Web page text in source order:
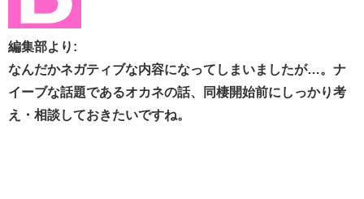
編集部より:
なんだかネガティブな内容になってしまいましたが…。ナ
イーブな話題であるオカネの話、同棲開始前にしっかり考
え・相談しておきたいですね。